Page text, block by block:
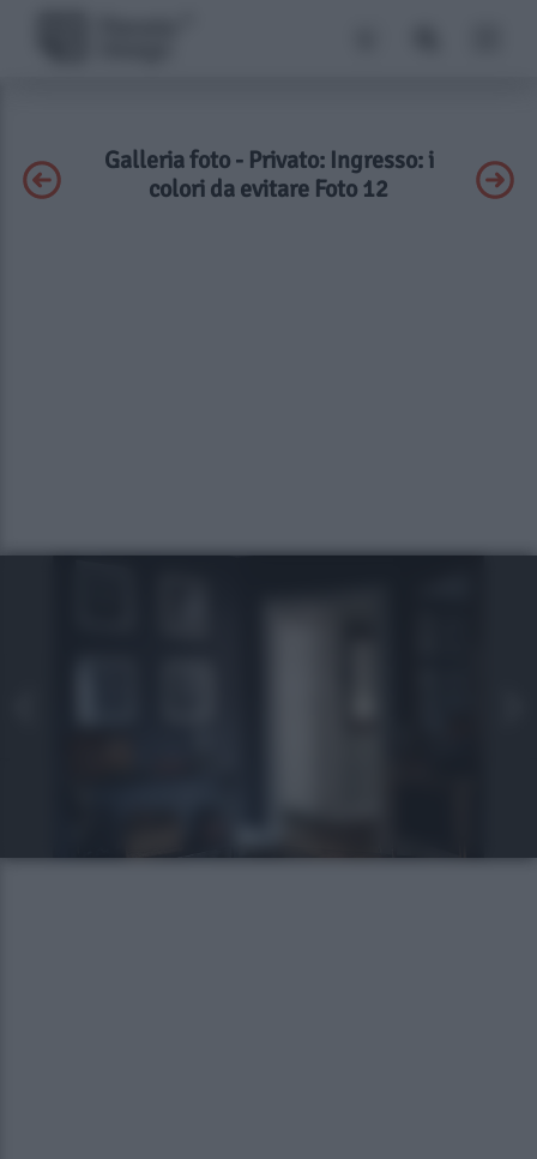
Galleria foto - Privato: Ingresso: i
colori da evitare Foto 12